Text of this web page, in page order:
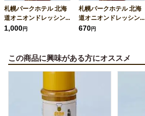
札幌パークホテル 北海
道オニオンドレッシン...
1,000円
札幌パークホテル 北海
道オニオンドレッシン...
670円
この商品に興味がある方にオススメ